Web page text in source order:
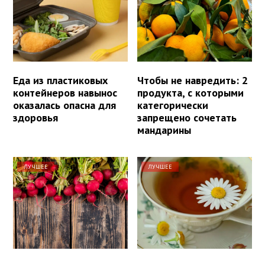
Еда из пластиковых
контейнеров навынос
оказалась опасна для
здоровья
Чтобы не навредить: 2
продукта, с которыми
категорически
запрещено сочетать
мандарины
ЛУЧШЕЕ ЛУЧШЕЕ